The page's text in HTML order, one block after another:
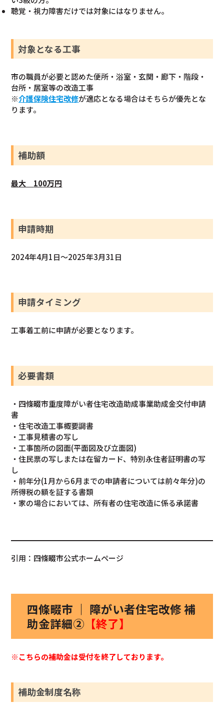
聴覚・視力障害だけでは対象にはなりません。
対象となる工事
市の職員が必要と認めた便所・浴室・玄関・廊下・階段・
台所・居室等の改造工事
※介護保険住宅改修が適応となる場合はそちらが優先とな
ります。
補助額
最大 100万円
申請時期
2024年4月1日～2025年3月31日
申請タイミング
工事着工前に申請が必要となります。
必要書類
・四條畷市重度障がい者住宅改造助成事業助成金交付申請
書
・住宅改造工事概要調書
・工事見積書の写し
・工事箇所の図面(平面図及び立面図)
・住民票の写しまたは在留カード、特別永住者証明書の写
し
・前年分(1月から6月までの申請者については前々年分)の
所得税の額を証する書類
・家の場合においては、所有者の住宅改造に係る承諾書
引用：四條畷市公式ホームページ
四條畷市 ｜ 障がい者住宅改修 補
助金詳細② 【終了】
※こちらの補助金は受付を終了しております。
補助金制度名称